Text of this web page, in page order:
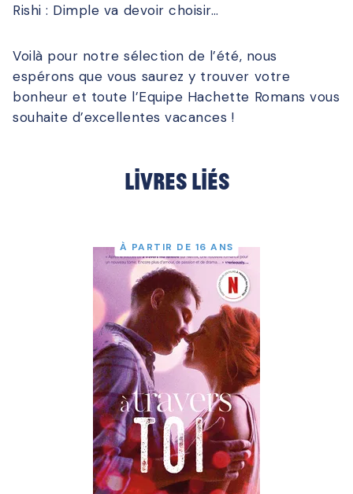
Rishi : Dimple va devoir choisir…
Voilà pour notre sélection de l’été, nous
espérons que vous saurez y trouver votre
bonheur et toute l’Equipe Hachette Romans vous
souhaite d’excellentes vacances !
Livres liés
À PARTIR DE 16 ANS